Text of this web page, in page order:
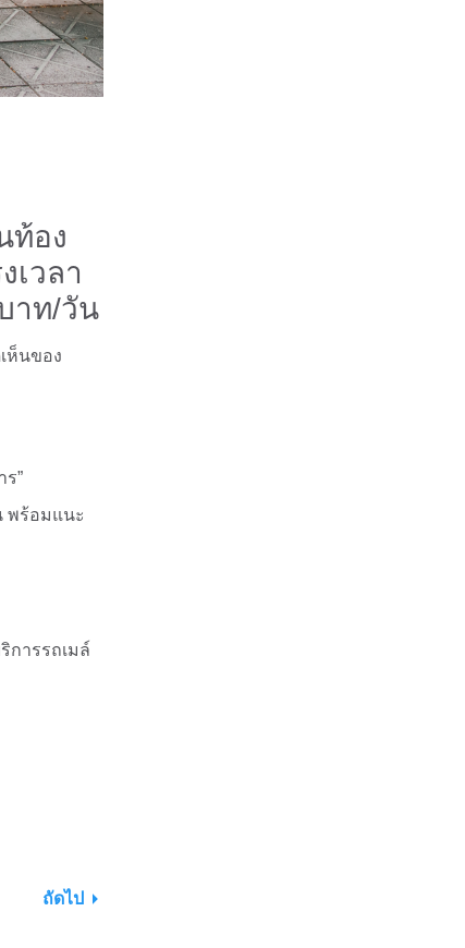
ท้อง
เวลา
าท/วัน
ห็นของ
”
พร้อมแนะ
การรถเมล์
ถัดไป